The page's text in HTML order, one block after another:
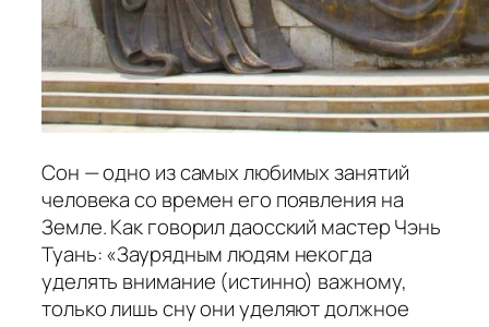
Сон — одно из самых любимых занятий
человека со времен его появления на
Земле. Как говорил даосский мастер Чэнь
Туань: «Заурядным людям некогда
уделять внимание (истинно) важному,
только лишь сну они уделяют должное